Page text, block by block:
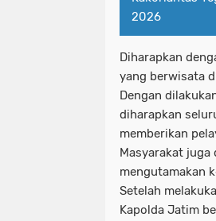
2026
Diharapkan
yang berwisata
Dengan
diharapkan
memberikan
Masyarakat
mengutamakan
Setelah
Kapolda Jatim